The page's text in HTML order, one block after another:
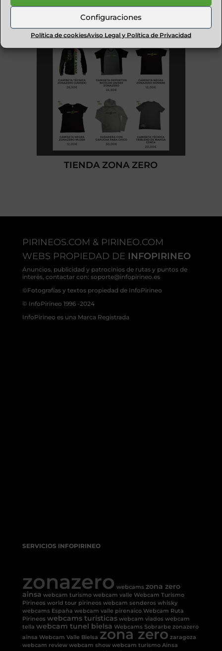
Configuraciones
Política de cookiesAviso Legal y Política de Privacidad
TIENDA ZONA ZERO
PIRINEOS.COM & PIRINEO.COM
WEBS PROPIEDAD DE INFOPIRINEO
Anuncios, publicidad y patrocinios de rutas y puntos de
interés, contactar con: soporte@infopirineo.es
©Fotografías y textos propiedad de InfoPirineo
© InfoPirineo 1996 -2024
InfoPirineo es una Marca Registrada
SERVICIOS INFOPIRINEO
zonazero webcams zona zero
ainsa webcam turismo webcam valle Webcam Turismo
Pirineos world tour pirineos webcam senderos whisky
webcams España webcam valle pirenaico Webcam Ruta
Pirineos webcams turísticas webcam viados webcam
tella webcam tunel bielsa Webcams Sobrarbe zonazero
ainsa Webcam Valle Bielsa zona zero zaragoza
webcam review webcam show webcam turismo Ainsa